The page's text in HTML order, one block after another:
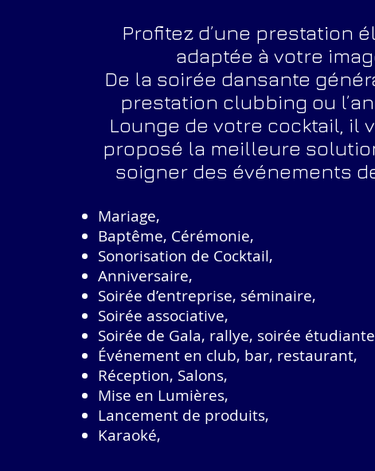
Profitez d’une prestation
adaptée à votre
De la soirée dansante
prestation clubbing ou
Lounge de votre cocktail, il
proposé la meilleure
soigner des événements
Mariage,
Baptême, Cérémonie,
Sonorisation de Cocktail,
Anniversaire,
Soirée d’entreprise, séminaire,
Soirée associative,
Soirée de Gala, rallye, soirée
Événement en club, bar, restaurant,
Réception, Salons,
Mise en Lumières,
Lancement de produits,
Karaoké,